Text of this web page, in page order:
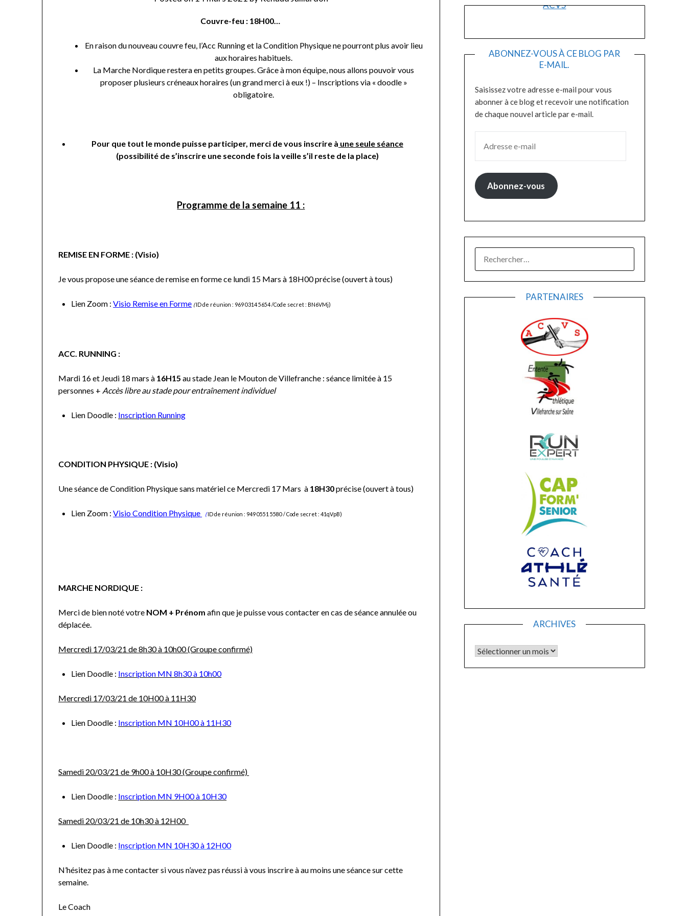
Couvre-feu : 18H00…
En raison du nouveau couvre feu, l’Acc Running et la Condition Physique ne pourront plus avoir lieu
aux horaires habituels.
La Marche Nordique restera en petits groupes. Grâce à mon équipe, nous allons pouvoir vous
proposer plusieurs créneaux horaires (un grand merci à eux !) – Inscriptions via « doodle »
obligatoire.
Pour que tout le monde puisse participer, merci de vous inscrire à une seule séance
(possibilité de s’inscrire une seconde fois la veille s’il reste de la place)
Programme de la semaine 11 :
REMISE EN FORME : (Visio)
Je vous propose une séance de remise en forme ce lundi 15 Mars à 18H00 précise (ouvert à tous)
Lien Zoom : Visio Remise en Forme (ID de réunion : 969 0314 5654 /Code secret : BN6VMj)
ACC. RUNNING :
Mardi 16 et Jeudi 18 mars à 16H15 au stade Jean le Mouton de Villefranche : séance limitée à 15
personnes + Accès libre au stade pour entraînement individuel
Lien Doodle : Inscription Running
CONDITION PHYSIQUE : (Visio)
Une séance de Condition Physique sans matériel ce Mercredi 17 Mars à 18H30précise (ouvert à tous)
Lien Zoom : Visio Condition Physique (ID de réunion : 949 0551 5580 / Code secret : 41qVpB)
MARCHE NORDIQUE :
Merci de bien noté votre NOM + Prénom afin que je puisse vous contacter en cas de séance annulée ou
déplacée.
Mercredi 17/03/21 de 8h30 à 10h00 (Groupe confirmé)
Lien Doodle : Inscription MN 8h30 à 10h00
Mercredi 17/03/21 de 10H00 à 11H30
Lien Doodle : Inscription MN 10H00 à 11H30
Samedi 20/03/21 de 9h00 à 10H30 (Groupe confirmé)
Lien Doodle : Inscription MN 9H00 à 10H30
Samedi 20/03/21 de 10h30 à 12H00
Lien Doodle : Inscription MN 10H30 à 12H00
N’hésitez pas à me contacter si vous n’avez pas réussi à vous inscrire à au moins une séance sur cette
semaine.
Le Coach
ACVS
ABONNEZ-VOUS À CE BLOG PAR
E-MAIL.
Saisissez votre adresse e-mail pour vous
abonner à ce blog et recevoir une notification
de chaque nouvel article par e-mail.
Abonnez-vous
PARTENAIRES
ARCHIVES
Archives